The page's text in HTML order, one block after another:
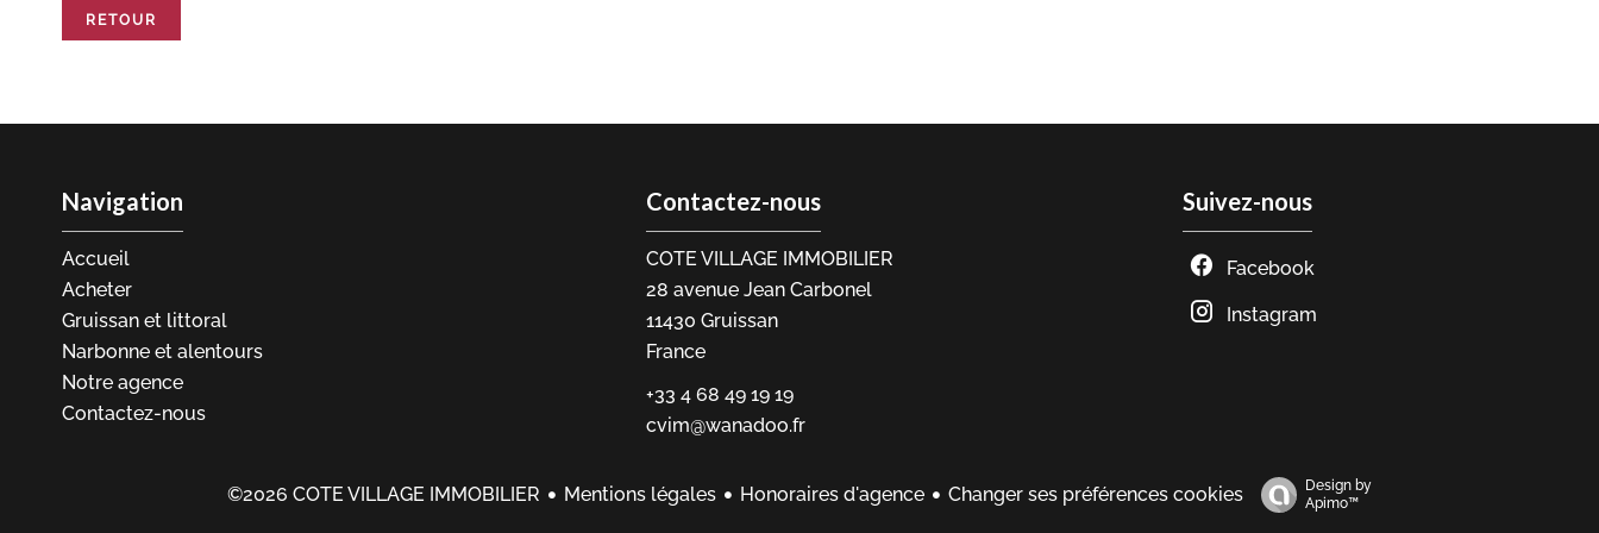
RETOUR
Navigation
Accueil
Acheter
Gruissan et littoral
Narbonne et alentours
Notre agence
Contactez-nous
Contactez-nous
COTE VILLAGE IMMOBILIER
28 avenue Jean Carbonel
11430 Gruissan
France
+33 4 68 49 19 19
cvim@wanadoo.fr
Suivez-nous
Facebook
Instagram
©2026 COTE VILLAGE IMMOBILIER Mentions légales Honoraires d'agence Changer ses préférences cookies
Design by
Apimo™